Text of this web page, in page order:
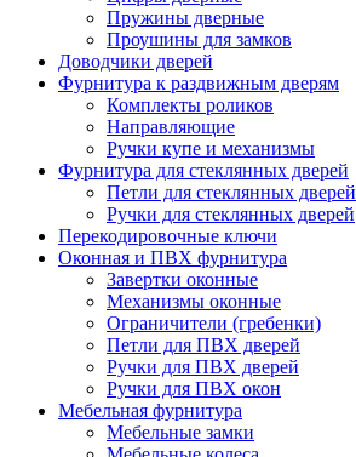
Пружины дверные
Проушины для замков
Доводчики дверей
Фурнитура к раздвижным дверям
Комплекты роликов
Направляющие
Ручки купе и механизмы
Фурнитура для стеклянных дверей
Петли для стеклянных дверей
Ручки для стеклянных дверей
Перекодировочные ключи
Оконная и ПВХ фурнитура
Завертки оконные
Механизмы оконные
Ограничители (гребенки)
Петли для ПВХ дверей
Ручки для ПВХ дверей
Ручки для ПВХ окон
Мебельная фурнитура
Мебельные замки